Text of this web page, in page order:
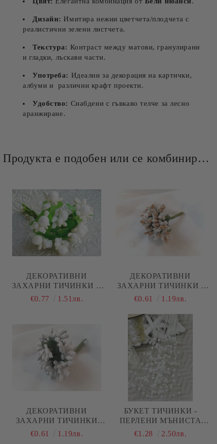
Дизайн: Имитира нежни цветчета/плодчета с
реалистични зелени листчета.
Текстура: Контраст между матови, гранулирани
и гладки, лъскави части.
Употреба: Идеални за декорация на картички,
албуми и различни крафт проекти.
Удобство: Снабдени с гъвкаво телче за лесно
аранжиране.
Продукта е подобен или се комбинира добре и със следните продукти :
ДЕКОРАТИВНИ
ЗАХАРНИ ТИЧИНКИ С
ТОПЧЕ БРОКАТ - БЯЛО -
€0.77 1.51лв.
ДЕКОРАТИВНИ
ЗАХАРНИ ТИЧИНКИ -
БЯЛО И ЗЛАТНО
€0.61 1.19лв.
ДЕКОРАТИВНИ
ЗАХАРНИ ТИЧИНКИ
БЯЛО-СРЕБЪРНИ
€0.61 1.19лв.
БУКЕТ ТИЧИНКИ -
ПЕРЛЕНИ МЪНИСТА
БЯЛО - 12 КЛОНЧЕТА
€1.28 2.50лв.